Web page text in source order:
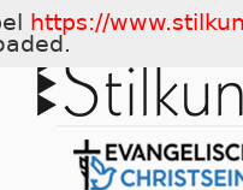
https://